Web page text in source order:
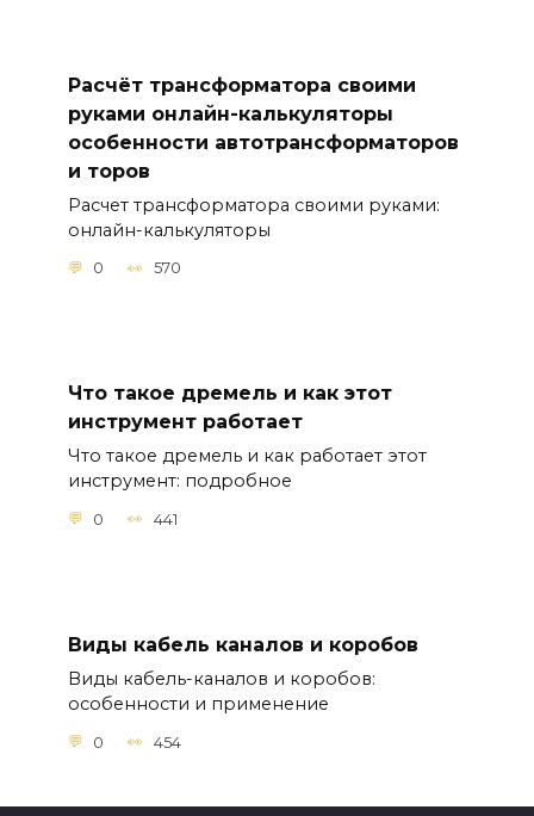
Расчёт трансформатора своими
руками онлайн-калькуляторы
особенности автотрансформаторов
и торов
Расчет трансформатора своими руками:
онлайн-калькуляторы
0 570
Что такое дремель и как этот
инструмент работает
Что такое дремель и как работает этот
инструмент: подробное
0 441
Виды кабель каналов и коробов
Виды кабель-каналов и коробов:
особенности и применение
0 454